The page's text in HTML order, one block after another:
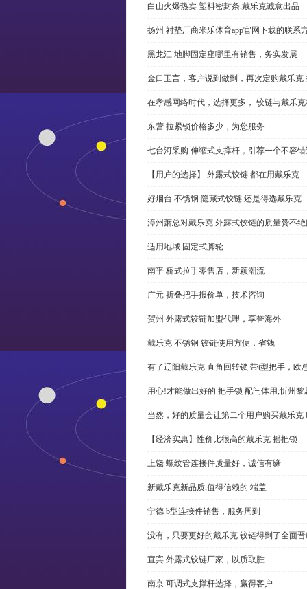
白山火爆热卖 塑料密封条,戴乐克诚意出品
扬州 衬垫厂商米乐体育app官网下载的联系
黑龙江 地脚固定座哪里有销售，务实发展
金口玉言，客户说到做到，再次定购戴乐克
在孝感网络时代，选择更多， 铰链与戴乐
东营 拉紧锁价格多少，为您服务
七台河采购 伸缩式支撑杆，引荐一个不容
【用户的选择】 外露式铰链 都在用戴乐克
好烟台 不锈钢 隐藏式铰链 还是得选戴乐克
漳州萧总对戴乐克 外露式铰链的质量赞不
适用地域 固定式脚轮
南平 桥式拉手零售店，新颖潮流
广元 折叠把手报价单，技术咨询
贺州 外露式铰链加盟代理，享誉海外
戴乐克 不锈钢 铰链使用方便，省钱
有了辽阳戴乐克 直角回转锁 带t型把手，欧
用心!才能做出好的 把手锁 配闩体用,忻州黎
当然，好的质量会让第二个用户购买戴乐克
【经济实惠】性价比很高的戴乐克 摇把锁
上饶 螺纹管连接件质量好，诚信有缘
新戴乐克新品质,值得信赖的 端盖
宁德 b型连接件销售，服务周到
没有，只要更好的戴乐克 铰链得到了全面
宜宾 外露式铰链厂家，以质取胜
南京 可调式支撑杆选择，赢得客户